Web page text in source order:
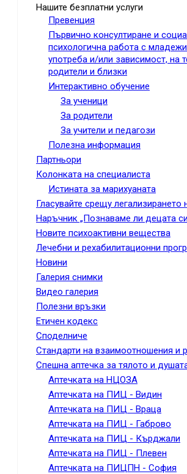
Нашите безплатни услуги
Превенция
Първично консултиране и
психологична работа с
употреба и/или зависимост, на
родители и близки
Интерактивно обучение
За ученици
За родители
За учители и педагози
Полезна информация
Партньори
Колонката на специалиста
Истината за марихуаната
Гласувайте срещу легализирането
Наръчник „Познаваме ли децата
Новите психоактивни вещества
Лечебни и рехабилитационни
Новини
Галерия снимки
Видео галерия
Полезни връзки
Етичен кодекс
Споделниче
Стандарти на взаимоотношения и
Спешна аптечка за тялото и
Аптечката на НЦОЗА
Аптечката на ПИЦ - Видин
Аптечката на ПИЦ - Враца
Аптечката на ПИЦ - Габрово
Аптечката на ПИЦ - Кърджали
Аптечката на ПИЦ - Плевен
Аптечката на ПИЦПН - София